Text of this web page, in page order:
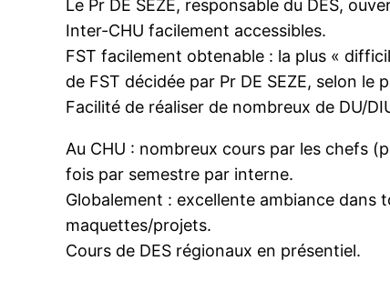
Le Pr DE SEZE, responsable du DES,
Inter-CHU facilement accessibles.
FST facilement obtenable : la plus «
de FST décidée par Pr DE SEZE, selon
Facilité de réaliser de nombreux de DU/
Au CHU : nombreux cours par les chefs
fois par semestre par interne.
Globalement : excellente ambiance dans
maquettes/projets.
Cours de DES régionaux en présentiel.